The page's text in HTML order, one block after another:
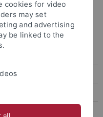
Islam“ 2019
im Zeichen
from Scripture
cookies for video
may set
and advertising
be linked to the